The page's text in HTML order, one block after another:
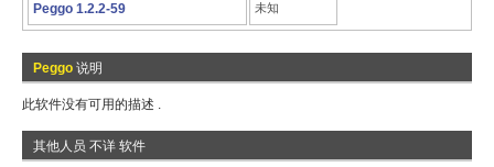
Peggo 1.2.2-59 未知
Peggo 说明
此软件没有可用的描述 .
其他人员 不详 软件